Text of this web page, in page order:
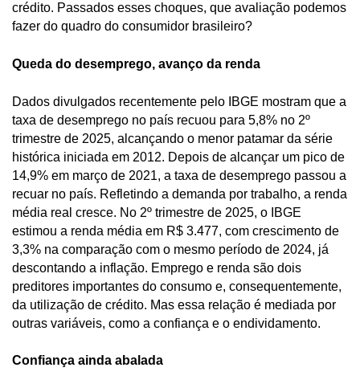
crédito. Passados esses choques, que avaliação podemos
fazer do quadro do consumidor brasileiro?
Queda do desemprego, avanço da renda
Dados divulgados recentemente pelo IBGE mostram que a
taxa de desemprego no país recuou para 5,8% no 2º
trimestre de 2025, alcançando o menor patamar da série
histórica iniciada em 2012. Depois de alcançar um pico de
14,9% em março de 2021, a taxa de desemprego passou a
recuar no país. Refletindo a demanda por trabalho, a renda
média real cresce. No 2º trimestre de 2025, o IBGE
estimou a renda média em R$ 3.477, com crescimento de
3,3% na comparação com o mesmo período de 2024, já
descontando a inflação. Emprego e renda são dois
preditores importantes do consumo e, consequentemente,
da utilização de crédito. Mas essa relação é mediada por
outras variáveis, como a confiança e o endividamento.
Confiança ainda abalada